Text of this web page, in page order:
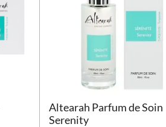
Altearah Parfum de Soin
Serenity